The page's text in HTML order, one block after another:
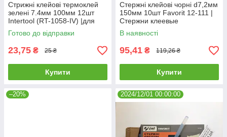
Стрижні клейові термоклей
зелені 7.4мм 100мм 12шт
Intertool (RT-1058-IV) |для
пистолета пістолета
Готово до відправки
23,75 ₴ 25 ₴
Купити
Стержні клейові чорні d7,2мм
150мм 10шт Favorit 12-111 |
Стержни клеевые
прозрачные
В наявності
95,41 ₴ 119,26 ₴
Купити
–20% 2024/12/01 00:00:00